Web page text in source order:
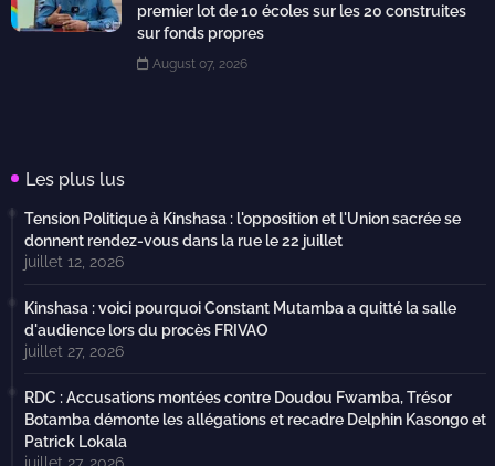
premier lot de 10 écoles sur les 20 construites
sur fonds propres
August 07, 2026
Les plus lus
Tension Politique à Kinshasa : l'opposition et l'Union sacrée se
donnent rendez-vous dans la rue le 22 juillet
juillet 12, 2026
Kinshasa : voici pourquoi Constant Mutamba a quitté la salle
d'audience lors du procès FRIVAO
juillet 27, 2026
RDC : Accusations montées contre Doudou Fwamba, Trésor
Botamba démonte les allégations et recadre Delphin Kasongo et
Patrick Lokala